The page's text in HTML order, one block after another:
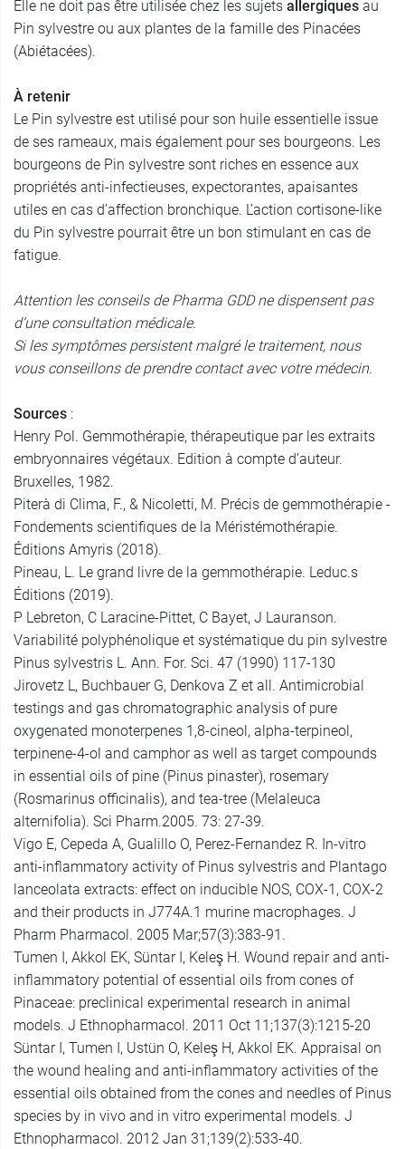
Elle ne doit pas être utilisée chez les sujets allergiques au
Pin sylvestre ou aux plantes de la famille des Pinacées
(Abiétacées).
À retenir
Le Pin sylvestre est utilisé pour son huile essentielle issue
de ses rameaux, mais également pour ses bourgeons. Les
bourgeons de Pin sylvestre sont riches en essence aux
propriétés anti-infectieuses, expectorantes, apaisantes
utiles en cas d’affection bronchique. L’action cortisone-like
du Pin sylvestre pourrait être un bon stimulant en cas de
fatigue.
Attention les conseils de Pharma GDD ne dispensent pas
d’une consultation médicale.
Si les symptômes persistent malgré le traitement, nous
vous conseillons de prendre contact avec votre médecin.
Sources :
Henry Pol. Gemmothérapie, thérapeutique par les extraits
embryonnaires végétaux. Edition à compte d’auteur.
Bruxelles, 1982.
Piterà di Clima, F., & Nicoletti, M. Précis de gemmothérapie -
Fondements scientifiques de la Méristémothérapie.
Éditions Amyris (2018).
Pineau, L. Le grand livre de la gemmothérapie. Leduc.s
Éditions (2019).
P Lebreton, C Laracine-Pittet, C Bayet, J Lauranson.
Variabilité polyphénolique et systématique du pin sylvestre
Pinus sylvestris L. Ann. For. Sci. 47 (1990) 117-130
Jirovetz L, Buchbauer G, Denkova Z et all. Antimicrobial
testings and gas chromatographic analysis of pure
oxygenated monoterpenes 1,8-cineol, alpha-terpineol,
terpinene-4-ol and camphor as well as target compounds
in essential oils of pine (Pinus pinaster), rosemary
(Rosmarinus officinalis), and tea-tree (Melaleuca
alternifolia). Sci Pharm.2005. 73: 27-39.
Vigo E, Cepeda A, Gualillo O, Perez-Fernandez R. In-vitro
anti-inflammatory activity of Pinus sylvestris and Plantago
lanceolata extracts: effect on inducible NOS, COX-1, COX-2
and their products in J774A.1 murine macrophages. J
Pharm Pharmacol. 2005 Mar;57(3):383-91.
Tumen I, Akkol EK, Süntar I, Keleş H. Wound repair and anti-
inflammatory potential of essential oils from cones of
Pinaceae: preclinical experimental research in animal
models. J Ethnopharmacol. 2011 Oct 11;137(3):1215-20
Süntar I, Tumen I, Ustün O, Keleş H, Akkol EK. Appraisal on
the wound healing and anti-inflammatory activities of the
essential oils obtained from the cones and needles of Pinus
species by in vivo and in vitro experimental models. J
Ethnopharmacol. 2012 Jan 31;139(2):533-40.